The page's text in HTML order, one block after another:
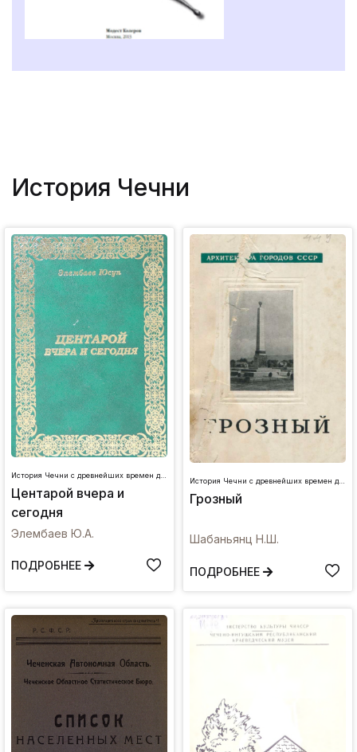
История Чечни
Центарой вчера и
сегодня
Элембаев Ю.А.
ПОДРОБНЕЕ
История Чечни с древнейших времен до наших дней
Грозный
Шабаньянц Н.Ш.
ПОДРОБНЕЕ